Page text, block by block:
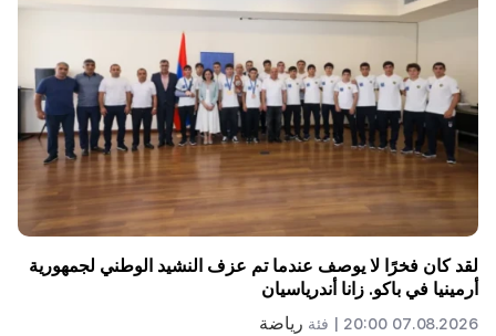
لقد كان فخرًا لا يوصف عندما تم عزف النشيد الوطني لجمهورية
أرمينيا في باكو. زانا أندرياسيان
07.08.2026 20:00 | فئة رياضة